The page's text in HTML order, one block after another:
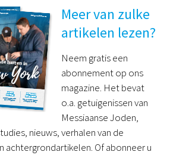
Meer van zulke
artikelen lezen?
Neem gratis een
abonnement op ons
magazine. Het bevat
o.a. getuigenissen van
Messiaanse Joden,
nieuws, verhalen van de
achtergrondartikelen. Of abonneer u